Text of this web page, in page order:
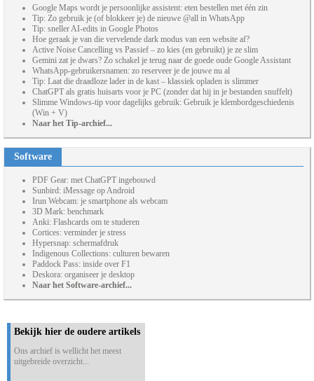
Google Maps wordt je persoonlijke assistent: eten bestellen met één zin
Tip: Zo gebruik je (of blokkeer je) de nieuwe @all in WhatsApp
Tip: sneller AI-edits in Google Photos
Hoe geraak je van die vervelende dark modus van een website af?
Active Noise Cancelling vs Passief – zo kies (en gebruikt) je ze slim
Gemini zat je dwars? Zo schakel je terug naar de goede oude Google Assistant
WhatsApp-gebruikersnamen: zo reserveer je de jouwe nu al
Tip: Laat die draadloze lader in de kast – klassiek opladen is slimmer
ChatGPT als gratis huisarts voor je PC (zonder dat hij in je bestanden snuffelt)
Slimme Windows-tip voor dagelijks gebruik: Gebruik je klembordgeschiedenis
(Win + V)
Naar het Tip-archief...
Software
PDF Gear: met ChatGPT ingebouwd
Sunbird: iMessage op Android
Irun Webcam: je smartphone als webcam
3D Mark: benchmark
Anki: Flashcards om te studeren
Cortices: verminder je stress
Hypersnap: schermafdruk
Indigenous Collections: culturen bewaren
Paddock Pass: inside over F1
Deskora: organiseer je desktop
Naar het Software-archief...
Bekijk hier de oudere artikels
Ons archief is wellicht het meest
uitgebreide overzicht...